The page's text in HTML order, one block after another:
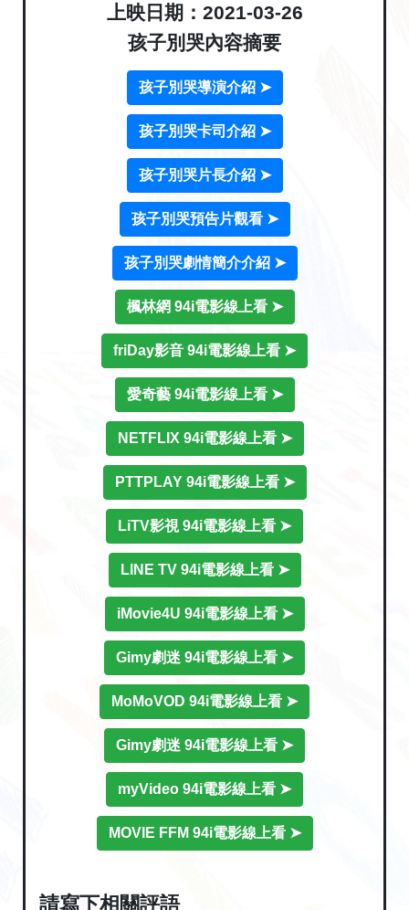
上映日期：2021-03-26
孩子別哭內容摘要
孩子別哭導演介紹 ➤
孩子別哭卡司介紹 ➤
孩子別哭片長介紹 ➤
孩子別哭預告片觀看 ➤
孩子別哭劇情簡介介紹 ➤
楓林網 94i電影線上看 ➤
friDay影音 94i電影線上看 ➤
愛奇藝 94i電影線上看 ➤
NETFLIX 94i電影線上看 ➤
PTTPLAY 94i電影線上看 ➤
LiTV影視 94i電影線上看 ➤
LINE TV 94i電影線上看 ➤
iMovie4U 94i電影線上看 ➤
Gimy劇迷 94i電影線上看 ➤
MoMoVOD 94i電影線上看 ➤
Gimy劇迷 94i電影線上看 ➤
myVideo 94i電影線上看 ➤
MOVIE FFM 94i電影線上看 ➤
請寫下相關評語